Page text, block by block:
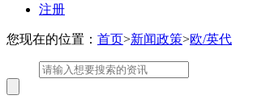
注册
您现在的位置： 首页>新闻政策>欧/英代